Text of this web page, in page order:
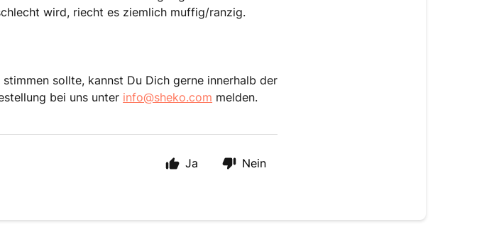
wird, riecht es ziemlich muffig/ranzig.
sollte, kannst Du Dich gerne innerhalb der
bei uns unter info@sheko.com melden.
Ja Nein